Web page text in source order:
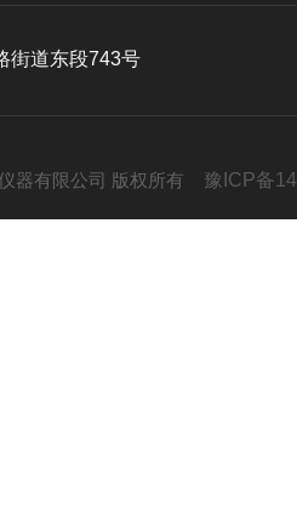
街道东段743号
器有限公司 版权所有 豫ICP备